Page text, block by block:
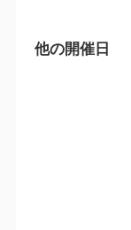
他の開催日